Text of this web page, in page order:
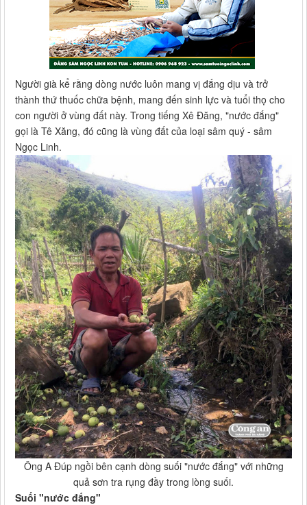
Người già kể rằng dòng nước luôn mang vị đắng dịu và trở
thành thứ thuốc chữa bệnh, mang đến sinh lực và tuổi thọ cho
con người ở vùng đất này. Trong tiếng Xê Đăng, "nước đắng"
gọi là Tê Xăng, đó cũng là vùng đất của loại sâm quý - sâm
Ngọc Linh.
Ông A Đúp ngồi bên cạnh dòng suối "nước đắng" với những
quả sơn tra rụng đầy trong lòng suối.
Suối "nước đắng"